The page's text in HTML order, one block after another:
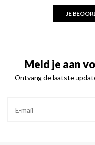
JE
Meld je aan
Ontvang de laatste